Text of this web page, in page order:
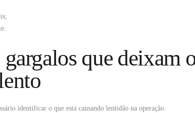
que deixam
identificar o que está causando lentidão na operação.